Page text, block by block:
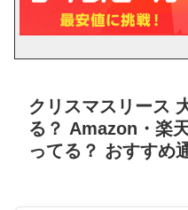
クリスマスリース
る？ Amazon・楽
ってる？ おすすめ